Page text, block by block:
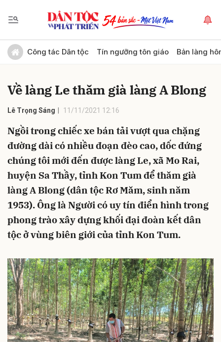
Công tác Dân tộc Tín ngưỡng tôn giáo Bản làng
Về làng Le thăm già làng A Blong
Lê Trọng Sáng 11/11/2021 12:16
Ngồi trong chiếc xe bán tải vượt qua chặng
đường dài có nhiều đoạn đèo cao, dốc đứng
chúng tôi mới đến được làng Le, xã Mo Rai,
huyện Sa Thầy, tỉnh Kon Tum để thăm già
làng A Blong (dân tộc Rơ Măm, sinh năm
1953). Ông là Người có uy tín điển hình trong
phong trào xây dựng khối đại đoàn kết dân
tộc ở vùng biên giới của tỉnh Kon Tum.
Gửi bình luận
Hủy Gửi